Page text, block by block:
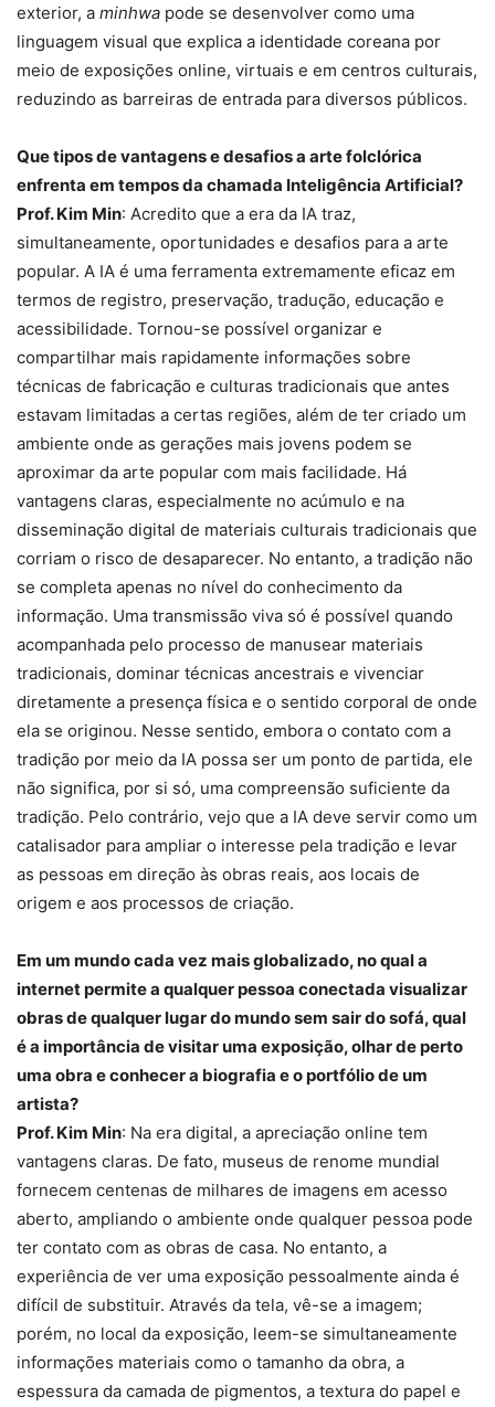
exterior, a minhwa pode se desenvolver como uma
linguagem visual que explica a identidade coreana por
meio de exposições online, virtuais e em centros culturais,
reduzindo as barreiras de entrada para diversos públicos.
Que tipos de vantagens e desafios a arte folclórica
enfrenta em tempos da chamada Inteligência Artificial?
Prof. Kim Min: Acredito que a era da IA traz,
simultaneamente, oportunidades e desafios para a arte
popular. A IA é uma ferramenta extremamente eficaz em
termos de registro, preservação, tradução, educação e
acessibilidade. Tornou-se possível organizar e
compartilhar mais rapidamente informações sobre
técnicas de fabricação e culturas tradicionais que antes
estavam limitadas a certas regiões, além de ter criado um
ambiente onde as gerações mais jovens podem se
aproximar da arte popular com mais facilidade. Há
vantagens claras, especialmente no acúmulo e na
disseminação digital de materiais culturais tradicionais que
corriam o risco de desaparecer. No entanto, a tradição não
se completa apenas no nível do conhecimento da
informação. Uma transmissão viva só é possível quando
acompanhada pelo processo de manusear materiais
tradicionais, dominar técnicas ancestrais e vivenciar
diretamente a presença física e o sentido corporal de onde
ela se originou. Nesse sentido, embora o contato com a
tradição por meio da IA possa ser um ponto de partida, ele
não significa, por si só, uma compreensão suficiente da
tradição. Pelo contrário, vejo que a IA deve servir como um
catalisador para ampliar o interesse pela tradição e levar
as pessoas em direção às obras reais, aos locais de
origem e aos processos de criação.
Em um mundo cada vez mais globalizado, no qual a
internet permite a qualquer pessoa conectada visualizar
obras de qualquer lugar do mundo sem sair do sofá, qual
é a importância de visitar uma exposição, olhar de perto
uma obra e conhecer a biografia e o portfólio de um
artista?
Prof. Kim Min: Na era digital, a apreciação online tem
vantagens claras. De fato, museus de renome mundial
fornecem centenas de milhares de imagens em acesso
aberto, ampliando o ambiente onde qualquer pessoa pode
ter contato com as obras de casa. No entanto, a
experiência de ver uma exposição pessoalmente ainda é
difícil de substituir. Através da tela, vê-se a imagem;
porém, no local da exposição, leem-se simultaneamente
informações materiais como o tamanho da obra, a
espessura da camada de pigmentos, a textura do papel e